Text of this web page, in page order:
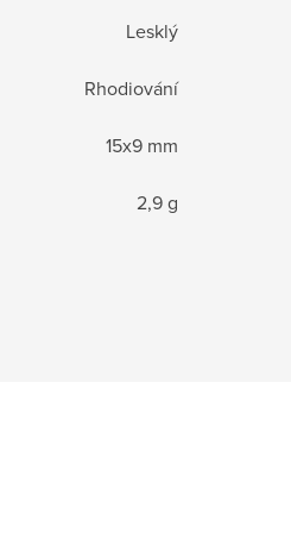
Lesklý
Rhodiování
15x9 mm
2,9 g